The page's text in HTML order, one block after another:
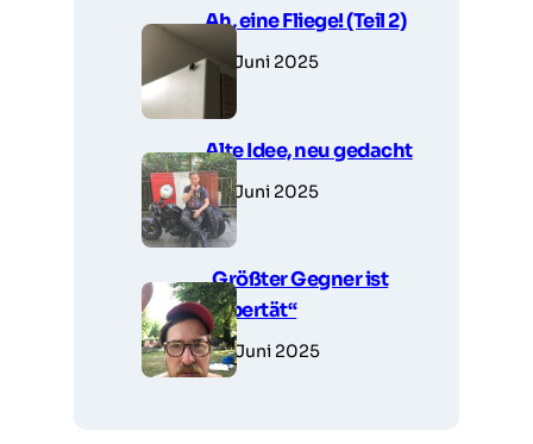
Ah, eine Fliege! (Teil 2)
27. Juni 2025
Alte Idee, neu gedacht
27. Juni 2025
„Größter Gegner ist
Pubertät“
26. Juni 2025